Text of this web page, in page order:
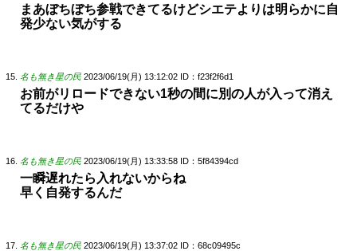
まあぼちぼち参戦できてるけどシエテよりは明らかに自
発少ない気がする
名も無き星の民 2023/06/19(月) 13:12:02 ID：f23f2f6d1
お前がリロードできない1秒の間に別の人が入って消え
てるだけや
名も無き星の民 2023/06/19(月) 13:33:58 ID：5f84394cd
一瞬遅れたら入れないからね
早く自発するんだ
名も無き星の民 2023/06/19(月) 13:37:02 ID：68c09495c